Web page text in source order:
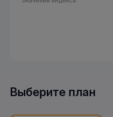
Выберите план